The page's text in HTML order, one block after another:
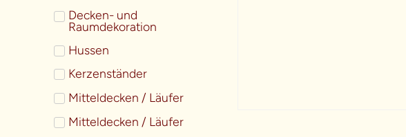
Decken- und
Raumdekoration
Hussen
Kerzenständer
Mitteldecken / Läufer
Mitteldecken / Läufer